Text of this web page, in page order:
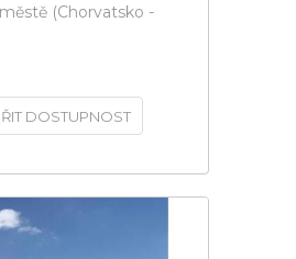
(Chorvatsko -
DOSTUPNOST